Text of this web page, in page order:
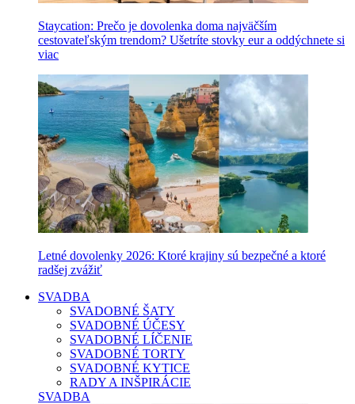
Staycation: Prečo je dovolenka doma najväčším
cestovateľským trendom? Ušetríte stovky eur a oddýchnete si
viac
Letné dovolenky 2026: Ktoré krajiny sú bezpečné a ktoré
radšej zvážiť
SVADBA
SVADOBNÉ ŠATY
SVADOBNÉ ÚČESY
SVADOBNÉ LÍČENIE
SVADOBNÉ TORTY
SVADOBNÉ KYTICE
RADY A INŠPIRÁCIE
SVADBA